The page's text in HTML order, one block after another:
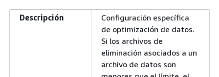
Descripción
Configuración específica
de optimización de datos.
Si los archivos de
eliminación asociados a un
archivo de datos son